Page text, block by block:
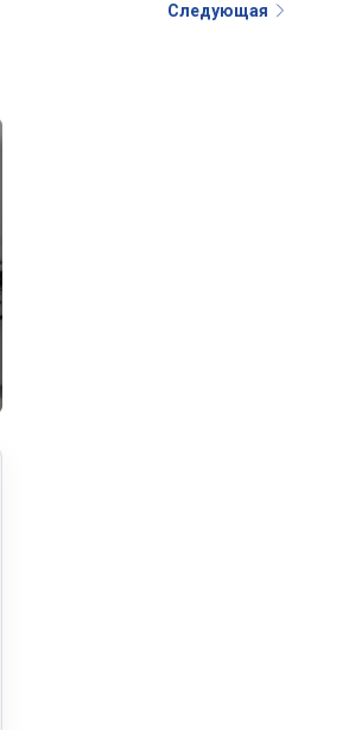
Следующая